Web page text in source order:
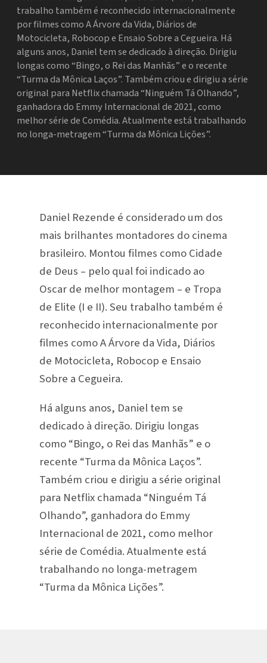
trabalho também é reconhecido internacionalmente
por filmes como A Árvore da Vida, Diários de
Motocicleta, Robocop e Ensaio Sobre a Cegueira. Há
alguns anos, Daniel tem se dedicado à direção. Dirigiu
longas como “Bingo, o Rei das Manhãs” e o recente
“Turma da Mônica Laços”. Também criou e dirigiu a série
original para Netflix chamada “Ninguém Tá Olhando”,
ganhadora do Emmy Internacional de 2021, como
melhor série de Comédia. Atualmente está trabalhando
no longa-metragem “Turma da Mônica Lições”.
Daniel Rezende é considerado um dos
mais brilhantes montadores do cinema
brasileiro. Montou filmes como Cidade
de Deus – pelo qual foi indicado ao
Oscar de melhor montagem – e Tropa
de Elite (I e II). Seu trabalho também é
reconhecido internacionalmente por
filmes como A Árvore da Vida, Diários
de Motocicleta, Robocop e Ensaio
Sobre a Cegueira.
Há alguns anos, Daniel tem se
dedicado à direção. Dirigiu longas
como “Bingo, o Rei das Manhãs” e o
recente “Turma da Mônica Laços”.
Também criou e dirigiu a série original
para Netflix chamada “Ninguém Tá
Olhando”, ganhadora do Emmy
Internacional de 2021, como melhor
série de Comédia. Atualmente está
trabalhando no longa-metragem
“Turma da Mônica Lições”.